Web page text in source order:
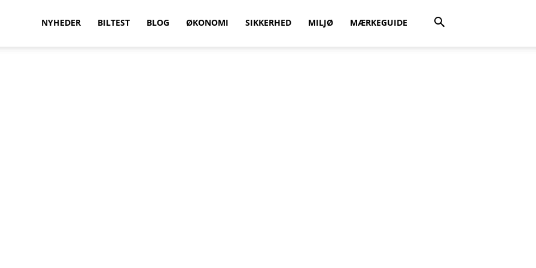
NYHEDER BILTEST BLOG ØKONOMI SIKKERHED MILJØ MÆRKEGUIDE